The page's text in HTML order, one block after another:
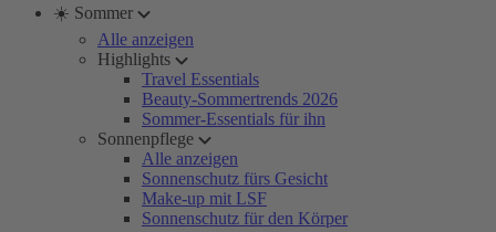
☀️ Sommer
Alle anzeigen
Highlights
Travel Essentials
Beauty-Sommertrends 2026
Sommer-Essentials für ihn
Sonnenpflege
Alle anzeigen
Sonnenschutz fürs Gesicht
Make-up mit LSF
Sonnenschutz für den Körper